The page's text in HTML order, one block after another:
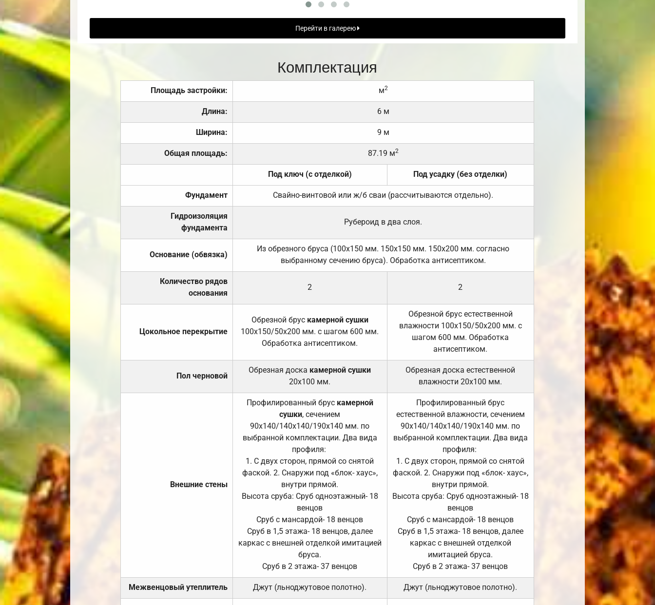
Перейти в галерею
Комплектация
Площадь застройки: м2
Длина: 6 м
Ширина: 9 м
Общая площадь: 87.19 м2
Под ключ (с отделкой) Под усадку (без отделки)
Фундамент Свайно-винтовой или ж/б сваи (рассчитываются отдельно).
Гидроизоляция
фундамента
Рубероид в два слоя.
Основание (обвязка)
Из обрезного бруса (100х150 мм. 150х150 мм. 150х200 мм. согласно
выбранному сечению бруса). Обработка антисептиком.
Количество рядов
основания
2 2
Цокольное перекрытие
Обрезной брус камерной сушки
100х150/50х200 мм. с шагом 600 мм.
Обработка антисептиком.
Обрезной брус естественной
влажности 100х150/50х200 мм. с
шагом 600 мм. Обработка
антисептиком.
Пол черновой
Обрезная доска камерной сушки
20х100 мм.
Обрезная доска естественной
влажности 20х100 мм.
Внешние стены
Профилированный брус камерной
сушки, сечением
90х140/140х140/190х140 мм. по
выбранной комплектации. Два вида
профиля:
1. С двух сторон, прямой со снятой
фаской. 2. Снаружи под «блок- хаус»,
внутри прямой.
Высота сруба: Сруб одноэтажный- 18
венцов
Сруб с мансардой- 18 венцов
Сруб в 1,5 этажа- 18 венцов, далее
каркас с внешней отделкой имитацией
бруса.
Сруб в 2 этажа- 37 венцов
Профилированный брус
естественной влажности, сечением
90х140/140х140/190х140 мм. по
выбранной комплектации. Два вида
профиля:
1. С двух сторон, прямой со снятой
фаской. 2. Снаружи под «блок- хаус»,
внутри прямой.
Высота сруба: Сруб одноэтажный- 18
венцов
Сруб с мансардой- 18 венцов
Сруб в 1,5 этажа- 18 венцов, далее
каркас с внешней отделкой
имитацией бруса.
Сруб в 2 этажа- 37 венцов
Межвенцовый утеплитель Джут (льноджутовое полотно). Джут (льноджутовое полотно).